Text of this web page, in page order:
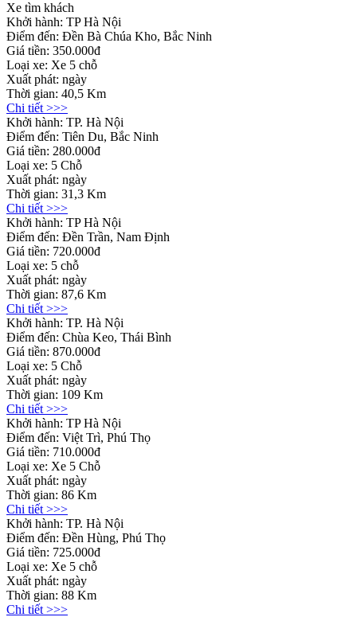
Xe tìm khách
Khởi hành: TP Hà Nội
Điểm đến: Đền Bà Chúa Kho, Bắc Ninh
Giá tiền: 350.000đ
Loại xe: Xe 5 chỗ
Xuất phát: ngày
Thời gian: 40,5 Km
Chi tiết >>>
Khởi hành: TP. Hà Nội
Điểm đến: Tiên Du, Bắc Ninh
Giá tiền: 280.000đ
Loại xe: 5 Chỗ
Xuất phát: ngày
Thời gian: 31,3 Km
Chi tiết >>>
Khởi hành: TP Hà Nội
Điểm đến: Đền Trần, Nam Định
Giá tiền: 720.000đ
Loại xe: 5 chỗ
Xuất phát: ngày
Thời gian: 87,6 Km
Chi tiết >>>
Khởi hành: TP. Hà Nội
Điểm đến: Chùa Keo, Thái Bình
Giá tiền: 870.000đ
Loại xe: 5 Chỗ
Xuất phát: ngày
Thời gian: 109 Km
Chi tiết >>>
Khởi hành: TP Hà Nội
Điểm đến: Việt Trì, Phú Thọ
Giá tiền: 710.000đ
Loại xe: Xe 5 Chỗ
Xuất phát: ngày
Thời gian: 86 Km
Chi tiết >>>
Khởi hành: TP. Hà Nội
Điểm đến: Đền Hùng, Phú Thọ
Giá tiền: 725.000đ
Loại xe: Xe 5 chỗ
Xuất phát: ngày
Thời gian: 88 Km
Chi tiết >>>